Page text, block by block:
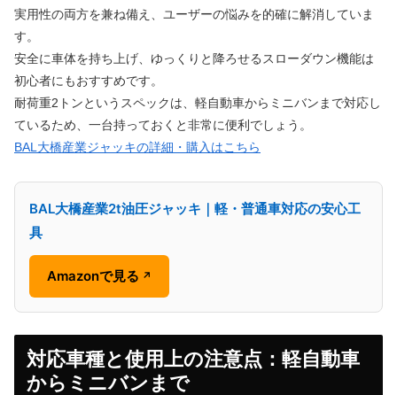
実用性の両方を兼ね備え、ユーザーの悩みを的確に解消していま
す。
安全に車体を持ち上げ、ゆっくりと降ろせるスローダウン機能は
初心者にもおすすめです。
耐荷重2トンというスペックは、軽自動車からミニバンまで対応し
ているため、一台持っておくと非常に便利でしょう。
BAL大橋産業ジャッキの詳細・購入はこちら
BAL大橋産業2t油圧ジャッキ｜軽・普通車対応の安心工
具
Amazonで見る ↗
対応車種と使用上の注意点：軽自動車
からミニバンまで